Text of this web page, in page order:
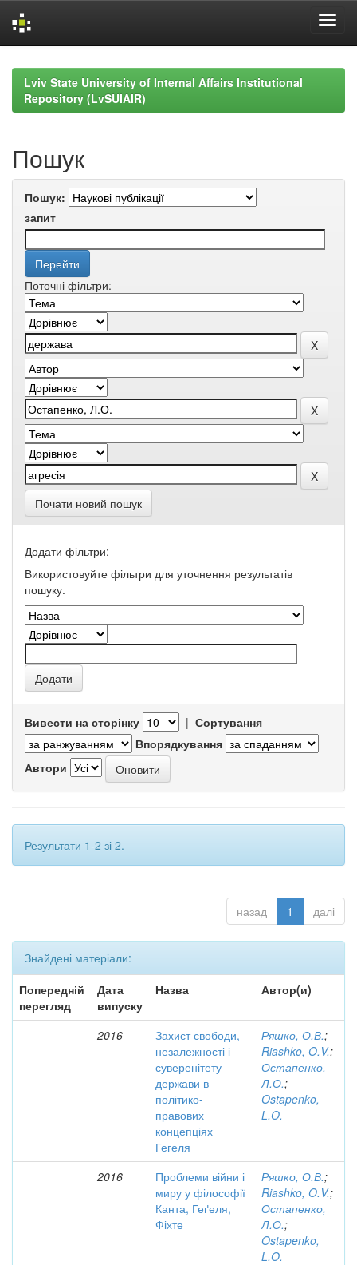
navigationLviv State University of Internal Affairs Institutional
Repository (LvSUIAIR)
Пошук
Пошук:
запит
Поточні фільтри:
Почати новий пошук
Додати фільтри:
Використовуйте фільтри для уточнення результатів
пошуку.
Вивести на сторінку | Сортування
Впорядкування
Автори
Результати 1-2 зі 2.
назад 1 далі
Знайдені матеріали:
Попередній
перегляд
Дата
випуску
Назва Автор(и)
2016
Захист свободи,
незалежності і
суверенітету
держави в
політико-
правових
концепціях
Гегеля
Ряшко, О.В.;
Riashko, O.V.;
Остапенко,
Л.О.;
Ostapenko,
L.O.
2016
Проблеми війни і
миру у філософії
Канта, Геґеля,
Фіхте
Ряшко, О.В.;
Riashko, O.V.;
Остапенко,
Л.О.;
Ostapenko,
L.O.